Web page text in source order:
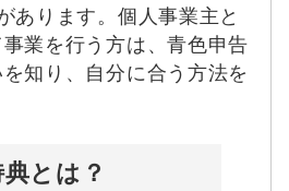
あります。個人事業主と
業を行う方は、青色申告
知り、自分に合う方法を
とは？